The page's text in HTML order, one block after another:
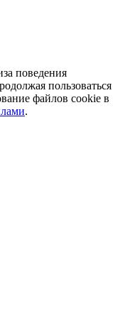
поведения
пользоваться
файлов cookie в
.